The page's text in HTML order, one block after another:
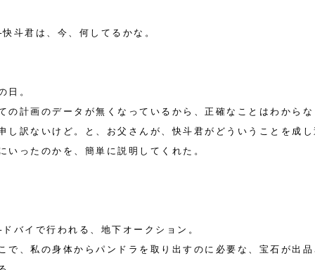
斗君は、今、何してるかな。
日。
の計画のデータが無くなっているから、正確なことはわから
し訳ないけど。と、お父さんが、快斗君がどういうことを成
いったのかを、簡単に説明してくれた。
バイで行われる、地下オークション。
で、私の身体からパンドラを取り出すのに必要な、宝石が出